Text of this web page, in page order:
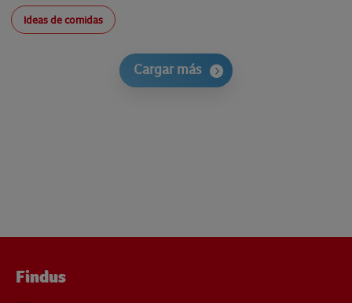
Ideas de comidas
Cargar más
Findus